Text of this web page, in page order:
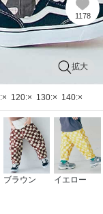
1178
拡大
120:× 130:× 140:×
ブラウン イエロー